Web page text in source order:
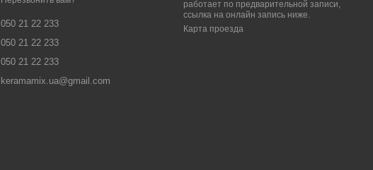
050 21 22 233
050 21 22 233
050 21 22 233
keramamix.ua@gmail.com
работает по предварительной записи,
ссылка на онлайн запись ниже.
Карта проезда